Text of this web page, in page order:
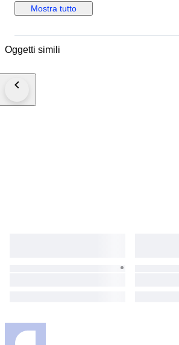
offering a stylish and contemporary look. Perfect
sneaker enthusiasts seeking a unique and wearable
Slate / White Size: EU 44.5 Condition: Brand new, never worn Multi-
support and style Cushioned insole for comfort Iconic Air Jordan Wings
Mostra tutto
Oggetti simili